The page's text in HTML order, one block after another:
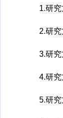
1.研
2.研
3.研
4.研
5.研